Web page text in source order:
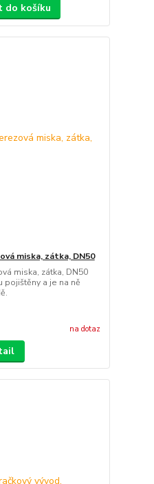
do košíku
miska, zátka, DN50
miska, zátka, DN50
pojištěny a je na ně
na dotaz